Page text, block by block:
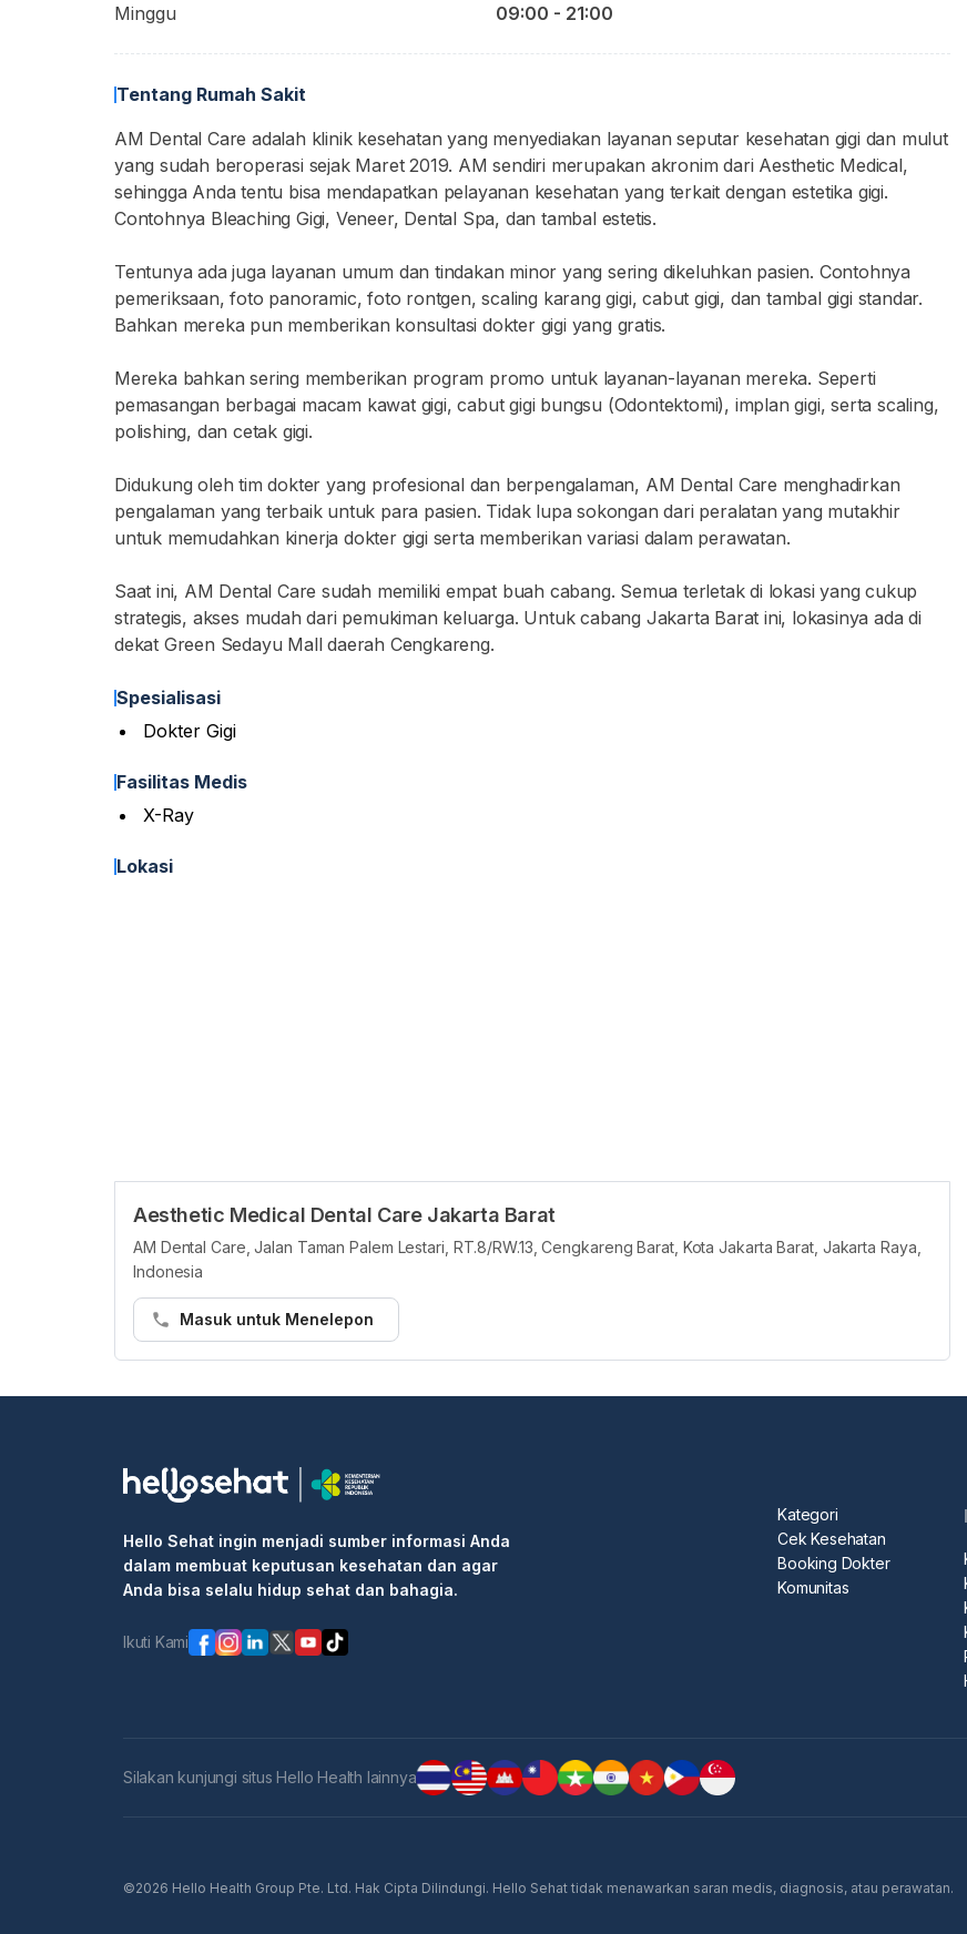
Minggu
09:00 - 21:00
Tentang Rumah Sakit
AM Dental Care adalah klinik kesehatan yang menyediakan layanan seputar kesehatan gigi dan mulut
yang sudah beroperasi sejak Maret 2019. AM sendiri merupakan akronim dari Aesthetic Medical,
sehingga Anda tentu bisa mendapatkan pelayanan kesehatan yang terkait dengan estetika gigi.
Contohnya Bleaching Gigi, Veneer, Dental Spa, dan tambal estetis.
Tentunya ada juga layanan umum dan tindakan minor yang sering dikeluhkan pasien. Contohnya
pemeriksaan, foto panoramic, foto rontgen, scaling karang gigi, cabut gigi, dan tambal gigi standar.
Bahkan mereka pun memberikan konsultasi dokter gigi yang gratis.
Mereka bahkan sering memberikan program promo untuk layanan-layanan mereka. Seperti
pemasangan berbagai macam kawat gigi, cabut gigi bungsu (Odontektomi), implan gigi, serta scaling,
polishing, dan cetak gigi.
Didukung oleh tim dokter yang profesional dan berpengalaman, AM Dental Care menghadirkan
pengalaman yang terbaik untuk para pasien. Tidak lupa sokongan dari peralatan yang mutakhir
untuk memudahkan kinerja dokter gigi serta memberikan variasi dalam perawatan.
Saat ini, AM Dental Care sudah memiliki empat buah cabang. Semua terletak di lokasi yang cukup
strategis, akses mudah dari pemukiman keluarga. Untuk cabang Jakarta Barat ini, lokasinya ada di
dekat Green Sedayu Mall daerah Cengkareng.
Spesialisasi
Dokter Gigi
Fasilitas Medis
X-Ray
Lokasi
Aesthetic Medical Dental Care Jakarta Barat
AM Dental Care, Jalan Taman Palem Lestari, RT.8/RW.13, Cengkareng Barat, Kota Jakarta Barat, Jakarta Raya,
Indonesia
Masuk untuk Menelepon
Hello Sehat ingin menjadi sumber informasi Anda
dalam membuat keputusan kesehatan dan agar
Anda bisa selalu hidup sehat dan bahagia.
Ikuti Kami
Kategori
Cek Kesehatan
Booking Dokter
Komunitas
Silakan kunjungi situs Hello Health lainnya
©2026 Hello Health Group Pte. Ltd. Hak Cipta Dilindungi. Hello Sehat tidak menawarkan saran medis, diagnosis, atau perawatan.